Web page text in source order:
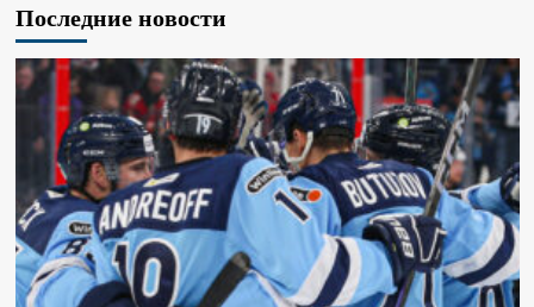
Последние новости